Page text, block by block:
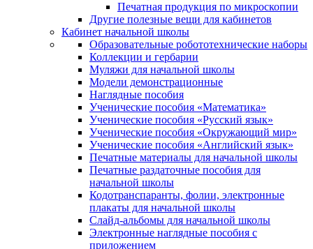
Печатная продукция по микроскопии
Другие полезные вещи для кабинетов
Кабинет начальной школы
Образовательные робототехнические наборы
Коллекции и гербарии
Муляжи для начальной школы
Модели демонстрационные
Наглядные пособия
Ученические пособия «Математика»
Ученические пособия «Русский язык»
Ученические пособия «Окружающий мир»
Ученические пособия «Английский язык»
Печатные материалы для начальной школы
Печатные раздаточные пособия для
начальной школы
Кодотранспаранты, фолии, электронные
плакаты для начальной школы
Слайд-альбомы для начальной школы
Электронные наглядные пособия с
приложением